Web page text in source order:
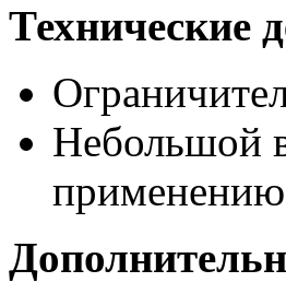
Технические
Небольшой